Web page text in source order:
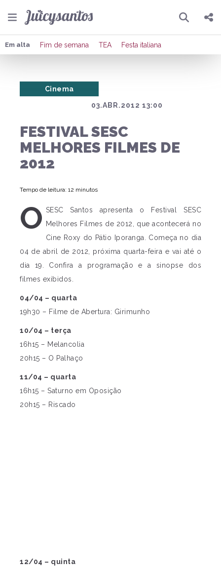
Pesquisar
Compartilhar
Em alta Fim de semana TEA Festa italiana
03.ABR.2012 13:00
Cinema
FESTIVAL SESC
MELHORES FILMES DE
2012
Tempo de leitura: 12 minutos
O SESC Santos apresenta o Festival SESC
Melhores Filmes de 2012, que acontecerá no
Cine Roxy do Pátio Iporanga. Começa no dia
04 de abril de 2012, próxima quarta-feira e vai até o
dia 19. Confira a programação e a sinopse dos
filmes exibidos.
04/04 – quarta
19h30 – Filme de Abertura: Girimunho
10/04 – terça
16h15 – Melancolia
20h15 – O Palhaço
11/04 – quarta
16h15 – Saturno em Oposição
20h15 – Riscado
12/04 – quinta